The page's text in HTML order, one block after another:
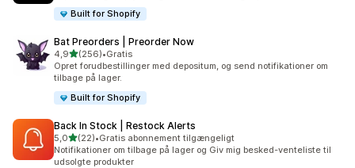
Built for Shopify
Bat Preorders | Preorder Now
4,9ud af 5 stjerner
(256)
256 anmeldelser i alt
•Gratis
Opret forudbestillinger med depositum, og send notifikationer om
tilbage på lager.
Built for Shopify
Back In Stock | Restock Alerts
5,0ud af 5 stjerner
(22)
22 anmeldelser i alt
•Gratis abonnement tilgængeligt
Notifikationer om tilbage på lager og Giv mig besked-venteliste til
udsolgte produkter